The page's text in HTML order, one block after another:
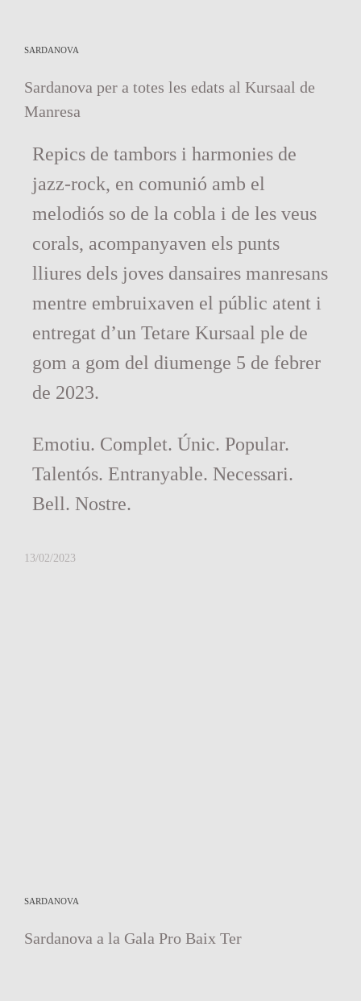
SARDANOVA
Sardanova per a totes les edats al Kursaal de
Manresa
Repics de tambors i harmonies de
jazz-rock, en comunió amb el
melodiós so de la cobla i de les veus
corals, acompanyaven els punts
lliures dels joves dansaires manresans
mentre embruixaven el públic atent i
entregat d’un Tetare Kursaal ple de
gom a gom del diumenge 5 de febrer
de 2023.
Emotiu. Complet. Únic. Popular.
Talentós. Entranyable. Necessari.
Bell. Nostre.
13/02/2023
SARDANOVA
Sardanova a la Gala Pro Baix Ter